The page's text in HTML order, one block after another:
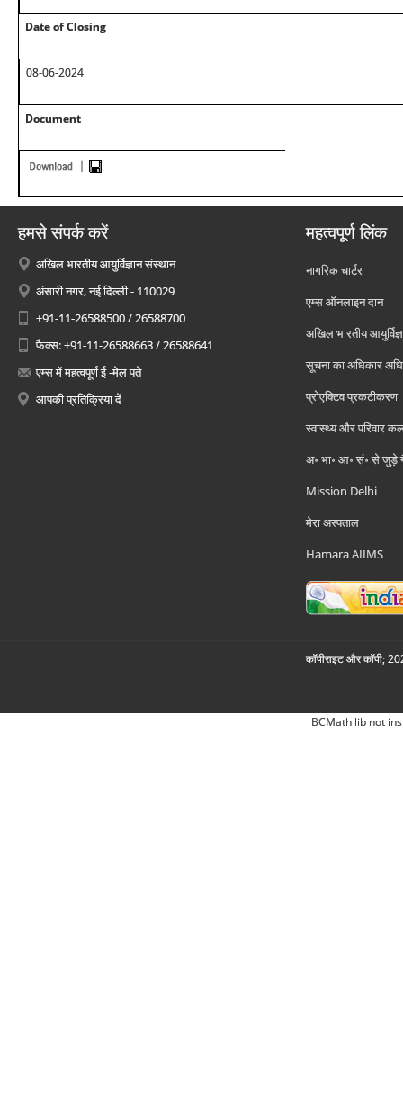
Date of Closing
08-06-2024
Document
हमसे संपर्क करें
अखिल भारतीय आयुर्विज्ञान संस्थान
अंसारी नगर, नई दिल्ली - 110029
+91-11-26588500 / 26588700
फैक्स: +91-11-26588663 / 26588641
एम्स में महत्वपूर्ण ई -मेल पते
आपकी प्रतिक्रिया दें
महत्वपूर्ण लिंक
नागरिक चार्टर
एम्स ऑनलाइन दान
अखिल भारतीय
सूचना का अधिकार
प्रोएक्टिव प्रकटीकरण
स्वास्थ्य और परिवार
अ॰ भा॰ आ॰ सं॰ से जुड़े
Mission Delhi
मेरा अस्पताल
Hamara AIIMS
कॉपीराइट और कॉपी;
BCMath lib not